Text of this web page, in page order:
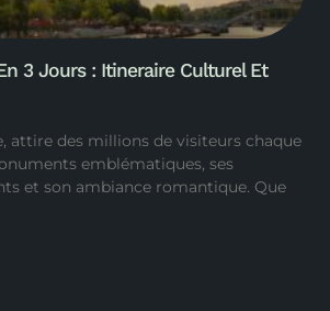
3 Jours : Itineraire Culturel Et
attire des millions de visiteurs chaque
emblématiques, ses
et son ambiance romantique. Que